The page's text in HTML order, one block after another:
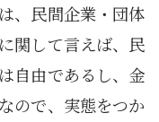
、民間企業・団体
関して言えば、民
自由であるし、金
ので、実態をつか